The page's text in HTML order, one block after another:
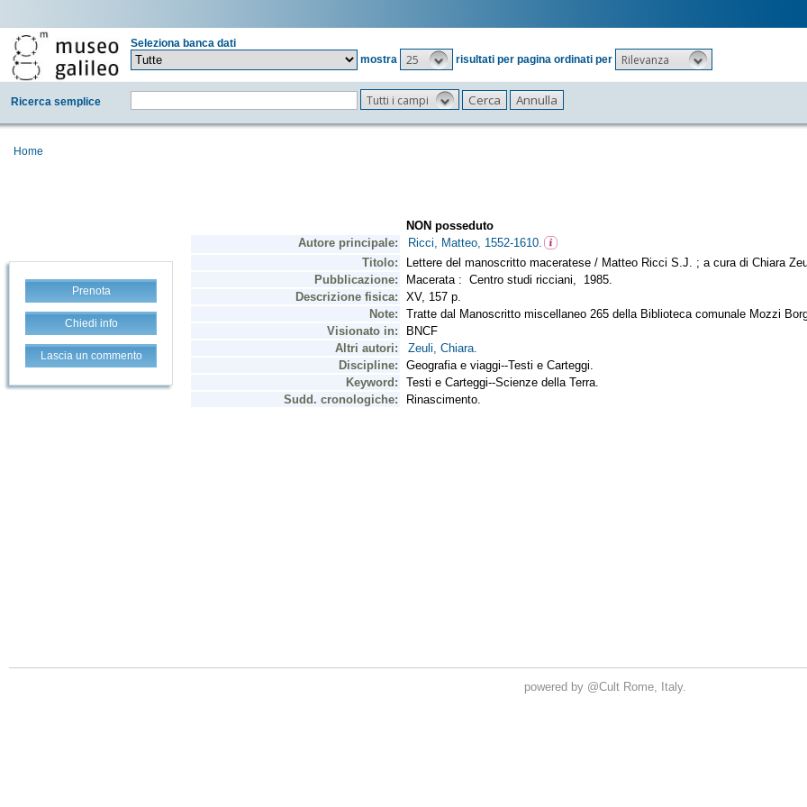
Seleziona banca dati
mostra
25 risultati per pagina ordinati per Rilevanza
Ricerca semplice Tutti i campi
Home
Prenota
Chiedi info
Lascia un commento
powered by @Cult Rome, Italy.